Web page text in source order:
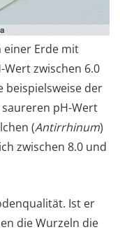
einer Erde mit
zwischen 6.0
beispielsweise der
pH-Wert
(Antirrhinum)
zwischen 8.0 und
Ist er
die Wurzeln die